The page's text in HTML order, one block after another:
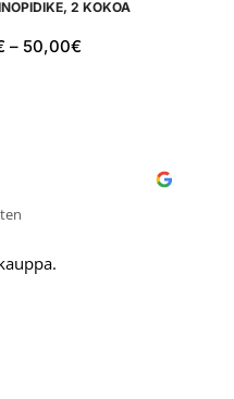
2 KOKOA
– 50,00€
tuotteet.